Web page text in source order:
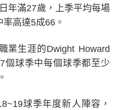
年滿27歲，上季平均每場
高達5成66。
業生涯的Dwight Howard
個球季中每個球季都至少
球季年度新人陣容，